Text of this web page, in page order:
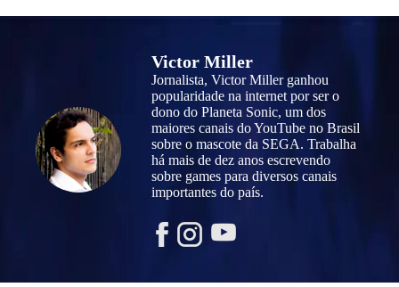
Victor Miller
Jornalista, Victor Miller ganhou
popularidade na internet por ser o
dono do Planeta Sonic, um dos
maiores canais do YouTube no Brasil
sobre o mascote da SEGA. Trabalha
há mais de dez anos escrevendo
sobre games para diversos canais
importantes do país.